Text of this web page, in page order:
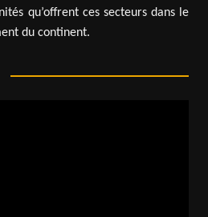
qu’offrent ces secteurs dans le
du continent.